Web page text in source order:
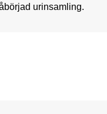
urinsamling.